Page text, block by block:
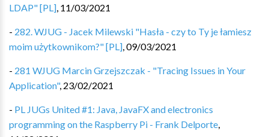
LDAP" [PL], 11/03/2021
- 282. WJUG - Jacek Milewski "Hasła - czy to Ty je łamiesz
moim użytkownikom?" [PL],09/03/2021
- 281 WJUG Marcin Grzejszczak - "Tracing Issues in Your
Application", 23/02/2021
- PL JUGs United #1: Java, JavaFX and electronics
programming on the Raspberry Pi - Frank Delporte,